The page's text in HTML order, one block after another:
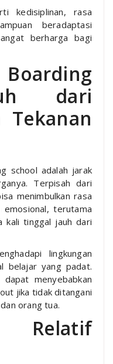
kedisiplinan, rasa
beradaptasi
berharga bagi
dari
Tekanan
school adalah jarak
Terpisah dari
menimbulkan rasa
terutama
kali tinggal jauh dari
lingkungan
belajar yang padat.
menyebabkan
jika tidak ditangani
orang tua.
Relatif